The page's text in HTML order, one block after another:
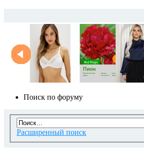
Поиск по форуму
Расширенный поиск